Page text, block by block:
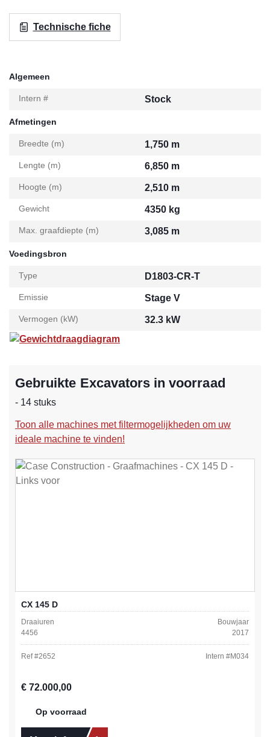
Technische fiche
Algemeen
Intern # Stock
Afmetingen
Breedte (m) 1,750 m
Lengte (m) 6,850 m
Hoogte (m) 2,510 m
Gewicht 4350 kg
Max. graafdiepte (m) 3,085 m
Voedingsbron
Type D1803-CR-T
Emissie Stage V
Vermogen (kW)
32.3 kW
Gewichtdraagdiagram
Gebruikte Excavators in voorraad
- 14 stuks
Toon alle machines met filtermogelijkheden om uw
ideale machine te vinden!
CX 145 D
Draaiuren
4456
Bouwjaar
2017
Ref #2652 Intern #M034
Normale prijs:
€ 72.000,00
Op voorraad